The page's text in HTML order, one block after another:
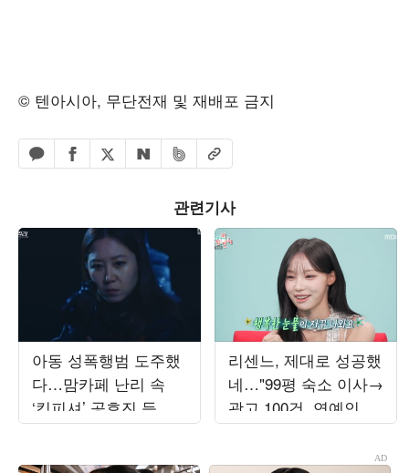
© 텐아시아, 무단전재 및 재배포 금지
카카오톡 공유하기
페이스북 공유하기
엑스 공유하기
네이버 공유하기
밴드 공유하기
URL복사
관련기사
아동 성폭행범 도주했
다…맘카페 난리 속
‘킹피셔’ 공효진 등판
(‘유부녀 킬러’)
리센느, 제대로 성공했
네…"99평 숙소 이사→
광고 100건, 연예인병
경계" ('전참시')